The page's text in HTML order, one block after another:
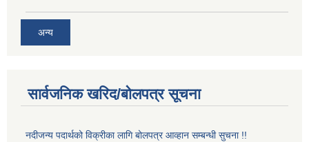
अन्य
सार्वजनिक खरिद/बोलपत्र सूचना
नदीजन्य पदार्थको विक्रीका लागि बोलपत्र आव्हान सम्बन्धी सुचना !!